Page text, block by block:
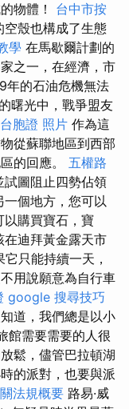
物體！ 台中市按
殼也構成了生態
學 在馬歇爾計劃的
之一，在經濟，市
年的石油危機無法
曙光中，戰爭盟友
台胞證 照片 作為這
從蘇聯地區到西部
的回應。 五權路
圖阻止四勢佔領
個地方，您可以
以購買寶石，寶
迪拜黃金露天市
只能持續一天，
用說願意為自行車
google 搜尋技巧
道，我們總是以小
館需要需要的人很
鬆，儘管巴拉頓湖
的派對，也要與派
法規概要 路易·威